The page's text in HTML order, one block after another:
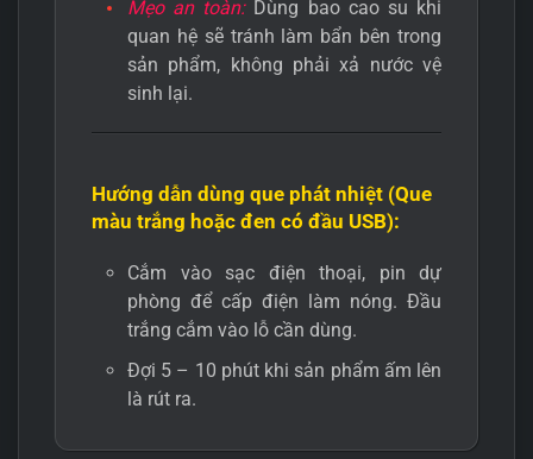
Mẹo an toàn:Dùng bao cao su khi
quan hệ sẽ tránh làm bẩn bên trong
sản phẩm, không phải xả nước vệ
sinh lại.
Hướng dẫn dùng que phát nhiệt (Que
màu trắng hoặc đen có đầu USB):
Cắm vào sạc điện thoại, pin dự
phòng để cấp điện làm nóng. Đầu
trắng cắm vào lỗ cần dùng.
Đợi 5 – 10 phút khi sản phẩm ấm lên
là rút ra.